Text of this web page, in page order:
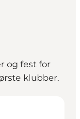
og fest for
klubber.